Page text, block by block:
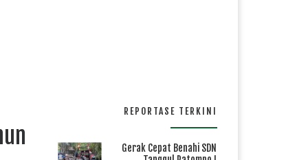
REPORTASE TERKINI
Gerak Cepat Benahi SDN